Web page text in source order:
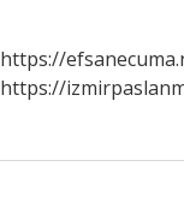
https://
https://